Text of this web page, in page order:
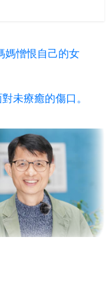
媽憎恨自己的女
未療癒的傷口。